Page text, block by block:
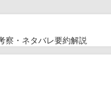
察・ネタバレ要約解説